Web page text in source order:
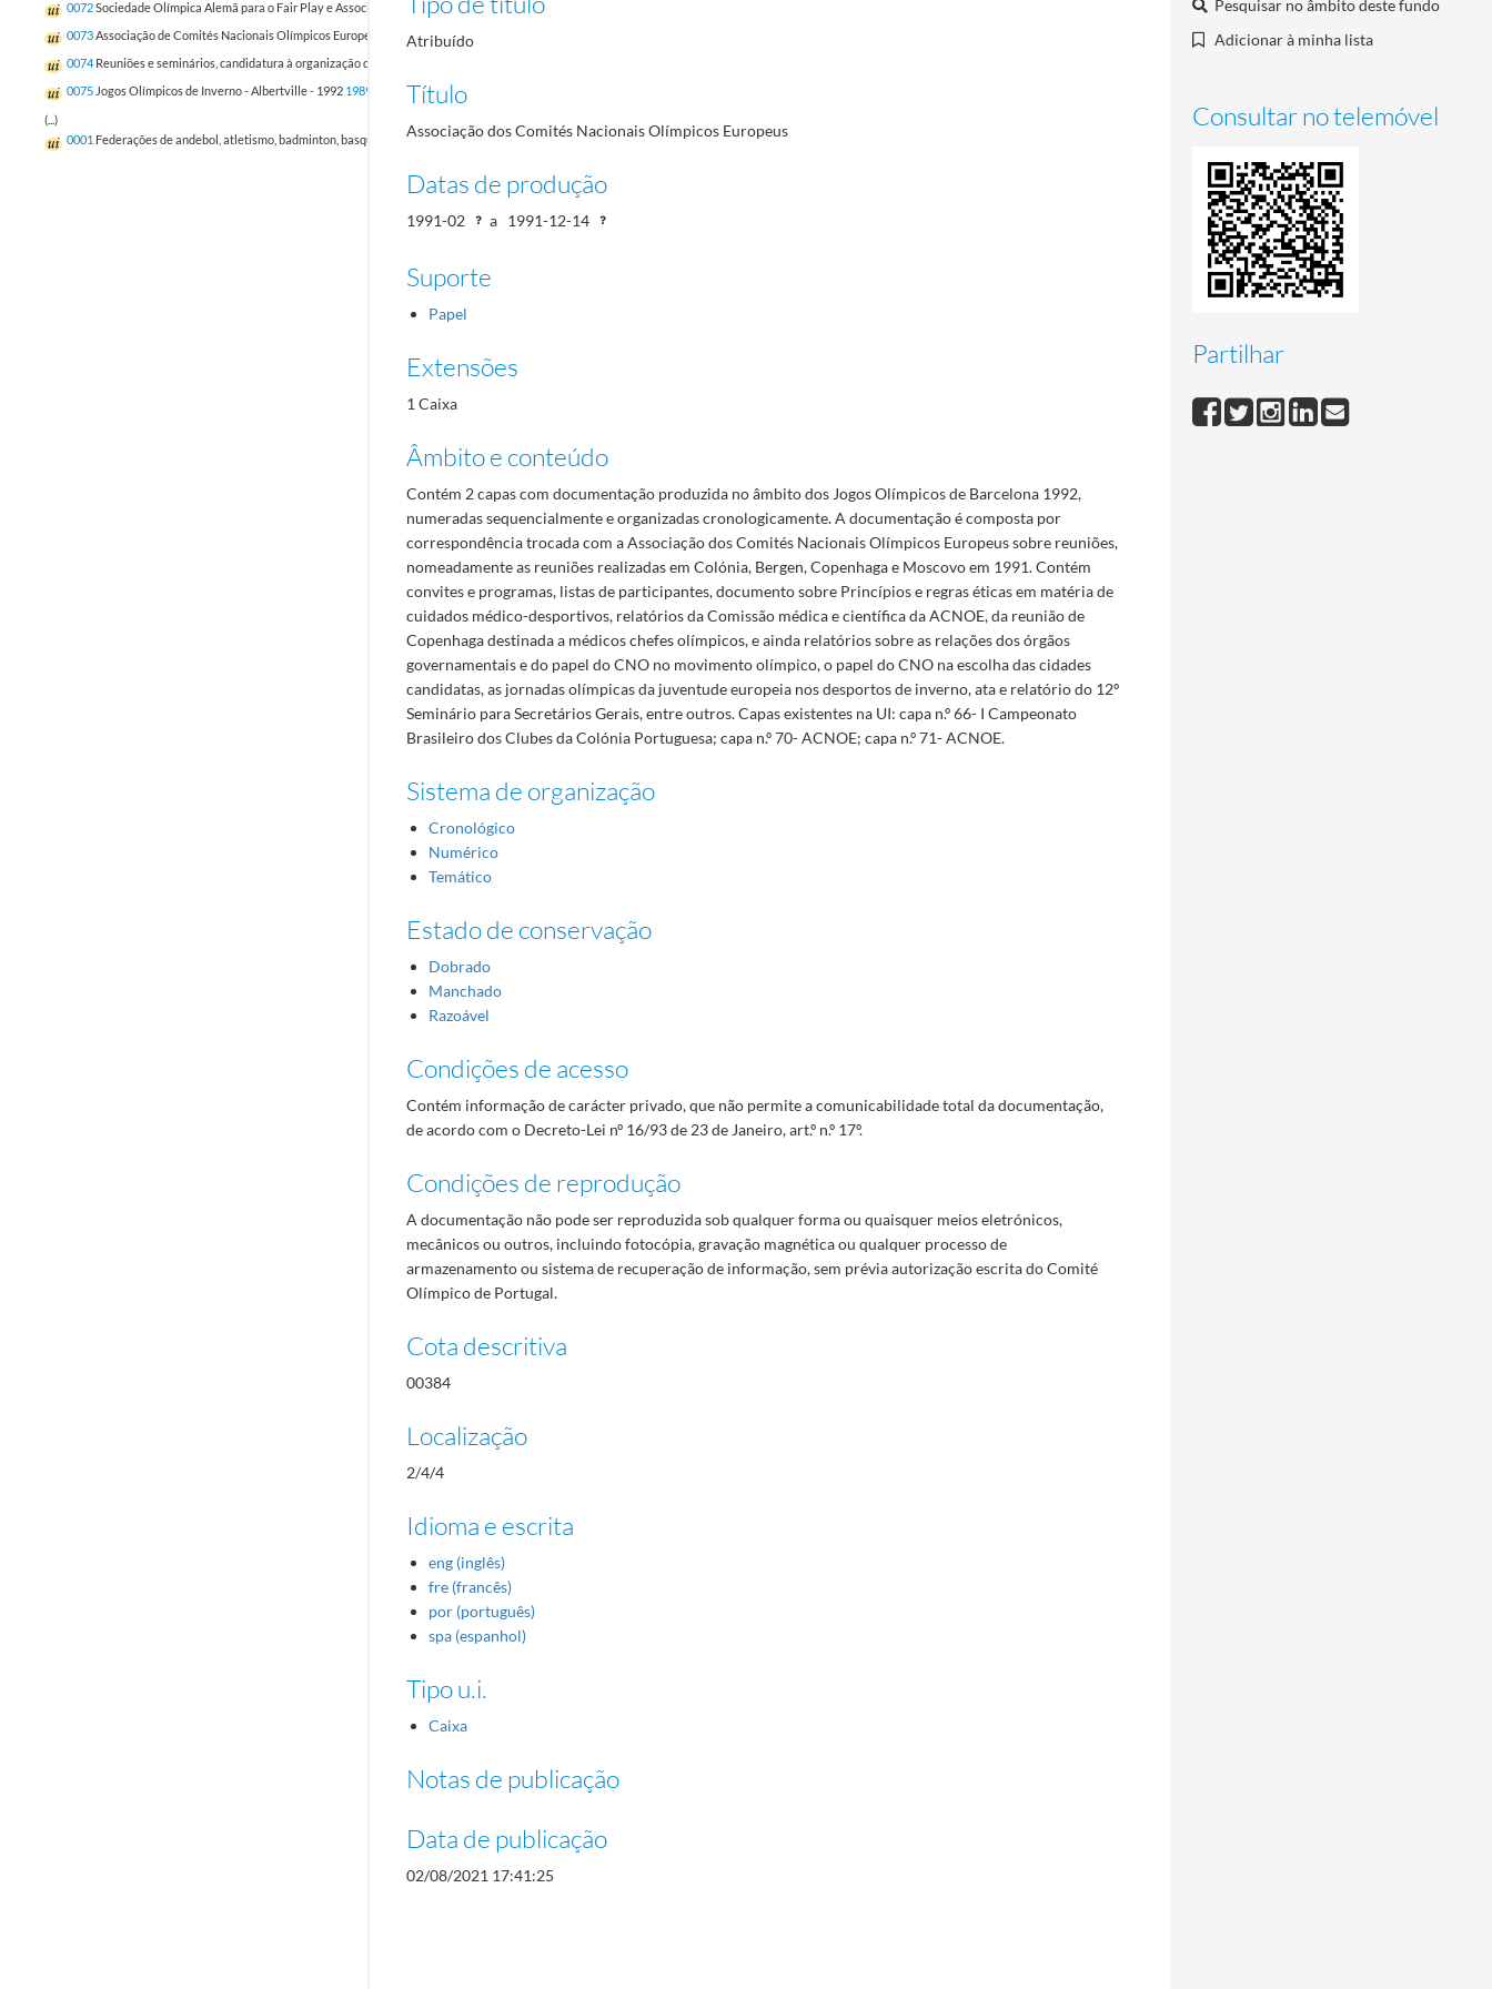
0072Sociedade Olímpica Alemã para o Fair Play e Associação de Comités Nacionais Olímpicos Europeus
0073Associação de Comités Nacionais Olímpicos Europeus, Jogos Desportivos Escolares, Congresso Internacional do Direito e do Desporto, Jogos Paraolímpicos Madrid'92 e Infosport - Informação Desportiva
1991-08-06/1992-10-23
0074 Reuniões e seminários, candidatura à organização dos Jogos Olímpicos de 1996, museus desportivos, Jogos do Mediterrâneo e provas do boletim Olimpo
0075 Jogos Olímpicos de Inverno - Albertville - 1992 1989/1993-06-17
(...)
0001 Federações de andebol, atletismo, badminton, basquetebol e boxe 1985-03-28/1996-04-17
Pesquisar no âmbito deste fundo
Adicionar à minha lista
Consultar no telemóvel
Partilhar
Atribuído
Título
Associação dos Comités Nacionais Olímpicos Europeus
Datas de produção
1991-02 a 1991-12-14
Suporte
Papel
Extensões
1 Caixa
Âmbito e conteúdo
Contém 2 capas com documentação produzida no âmbito dos Jogos Olímpicos de Barcelona 1992,
numeradas sequencialmente e organizadas cronologicamente. A documentação é composta por
correspondência trocada com a Associação dos Comités Nacionais Olímpicos Europeus sobre reuniões,
nomeadamente as reuniões realizadas em Colónia, Bergen, Copenhaga e Moscovo em 1991. Contém
convites e programas, listas de participantes, documento sobre Princípios e regras éticas em matéria de
cuidados médico-desportivos, relatórios da Comissão médica e científica da ACNOE, da reunião de
Copenhaga destinada a médicos chefes olímpicos, e ainda relatórios sobre as relações dos órgãos
governamentais e do papel do CNO no movimento olímpico, o papel do CNO na escolha das cidades
candidatas, as jornadas olímpicas da juventude europeia nos desportos de inverno, ata e relatório do 12º
Seminário para Secretários Gerais, entre outros. Capas existentes na UI: capa n.º 66- I Campeonato
Brasileiro dos Clubes da Colónia Portuguesa; capa n.º 70- ACNOE; capa n.º 71- ACNOE.
Sistema de organização
Cronológico
Numérico
Temático
Estado de conservação
Dobrado
Manchado
Razoável
Condições de acesso
Contém informação de carácter privado, que não permite a comunicabilidade total da documentação,
de acordo com o Decreto-Lei nº 16/93 de 23 de Janeiro, art.º n.º 17º.
Condições de reprodução
A documentação não pode ser reproduzida sob qualquer forma ou quaisquer meios eletrónicos,
mecânicos ou outros, incluindo fotocópia, gravação magnética ou qualquer processo de
armazenamento ou sistema de recuperação de informação, sem prévia autorização escrita do Comité
Olímpico de Portugal.
Cota descritiva
00384
Localização
2/4/4
Idioma e escrita
eng (inglês)
fre (francês)
por (português)
spa (espanhol)
Tipo u.i.
Caixa
Notas de publicação
Data de publicação
02/08/2021 17:41:25